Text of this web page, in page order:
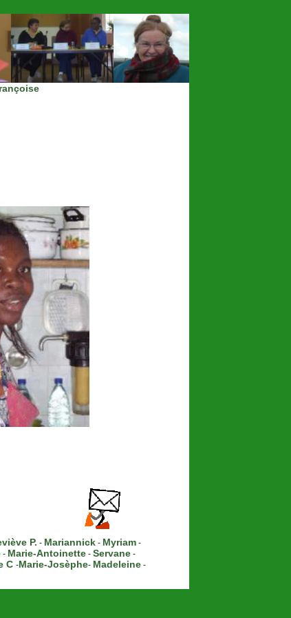
P. - Mariannick - Myriam -
- Marie-Antoinette - Servane -
C -Marie-Josèphe- Madeleine -